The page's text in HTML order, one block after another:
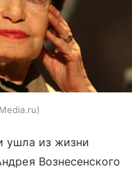
ушла из жизни
Вознесенского